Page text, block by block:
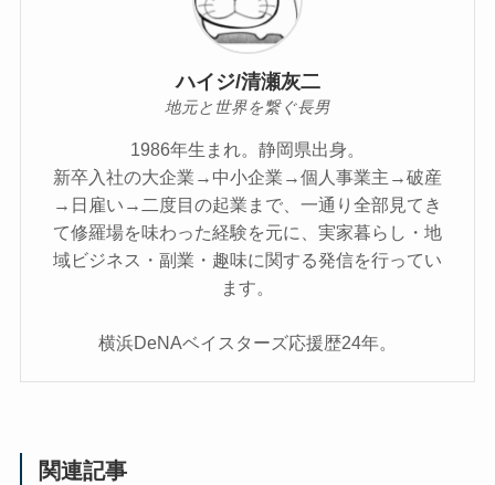
ハイジ/清瀬灰二
地元と世界を繋ぐ長男
1986年生まれ。静岡県出身。
新卒入社の大企業→中小企業→個人事業主→破産
→日雇い→二度目の起業まで、一通り全部見てき
て修羅場を味わった経験を元に、実家暮らし・地
域ビジネス・副業・趣味に関する発信を行ってい
ます。
横浜DeNAベイスターズ応援歴24年。
関連記事